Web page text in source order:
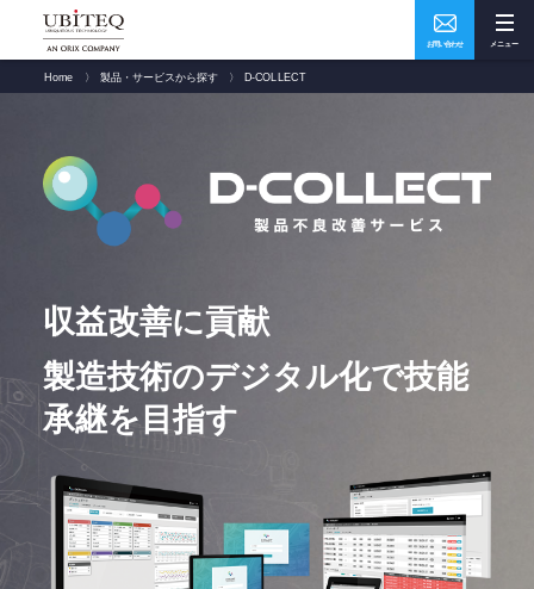
お問い合わせ メニュー
Who What
How Where
Home
Services
Home 〉 製品・サービスから探す 〉 D-COLLECT
収益改善に貢献
製造技術のデジタル化で技能
承継を目指す